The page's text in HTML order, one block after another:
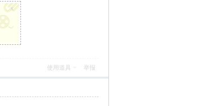
x
使用道具 举报